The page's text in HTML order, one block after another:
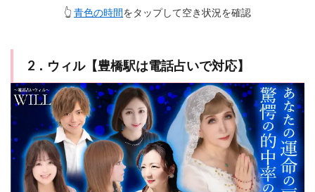
8/15（土） 08:00-14:00, 19:00-24:00
👆 青色の時間をタップして空き状況を確認
2．ウィル【豊橋駅は電話占いで対応】